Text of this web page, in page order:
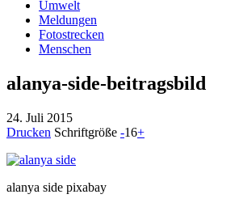
Umwelt
Meldungen
Fotostrecken
Menschen
alanya-side-beitragsbild
24. Juli 2015
Drucken Schriftgröße -16+
alanya side pixabay